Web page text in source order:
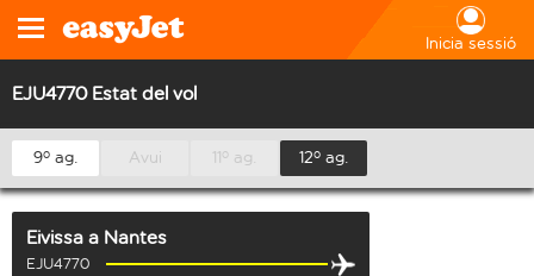
Inicia sessió
EJU4770 Estat del vol
9º ag. Avui 11º ag. 12º ag.
Eivissa a Nantes
EJU4770